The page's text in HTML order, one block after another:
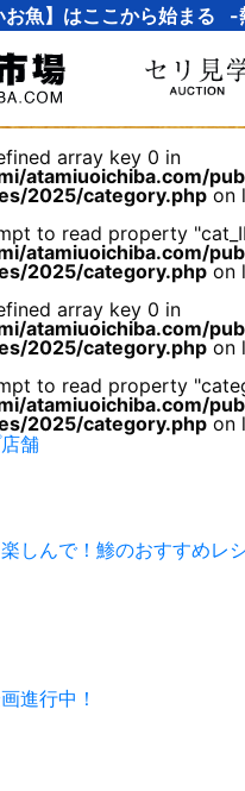
お魚】はここから始まる -
array key 0 in
atamiuoichiba.com/
2025/category.phpon
to read property
atamiuoichiba.com/
2025/category.phpon
array key 0 in
atamiuoichiba.com/
2025/category.phpon
to read property
atamiuoichiba.com/
2025/category.phpon
舗
しんで！鯵のおすすめレ
進行中！